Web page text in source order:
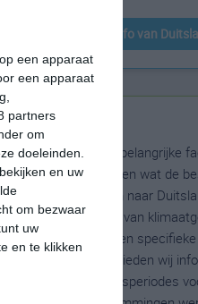
een apparaat
een apparaat
partners
om
doeleinden.
en uw
om bezwaar
uw
en te klikken
klimaatinfo van
Beste reistijd
Het weer is een belangrijke
reizen. Wil je weten wat de
maanden zijn om naar
reizen? Op basis van
weersextremen en specifieke
weerinformatie bieden wij
over de beste reisperiodes